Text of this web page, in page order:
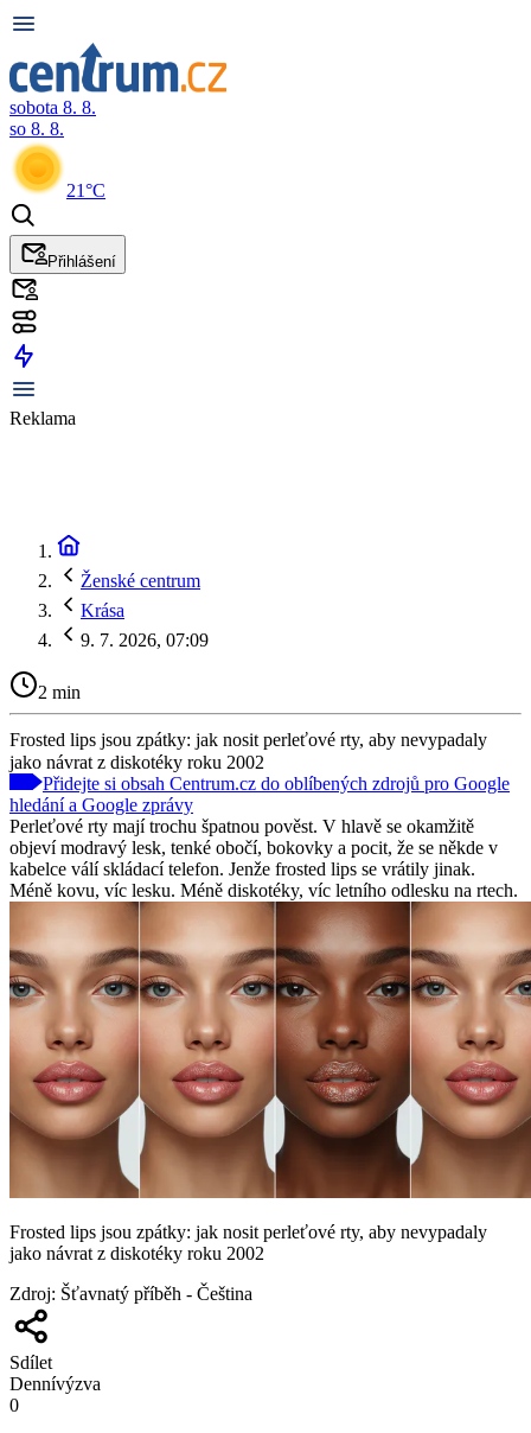
sobota 8. 8.
so 8. 8.
21°C
Přihlášení
Reklama
Ženské centrum
Krása
9. 7. 2026, 07:09
2 min
Frosted lips jsou zpátky: jak nosit perleťové rty, aby nevypadaly
jako návrat z diskotéky roku 2002
Přidejte si obsah Centrum.cz do oblíbených zdrojů pro Google
hledání a Google zprávy
Perleťové rty mají trochu špatnou pověst. V hlavě se okamžitě
objeví modravý lesk, tenké obočí, bokovky a pocit, že se někde v
kabelce válí skládací telefon. Jenže frosted lips se vrátily jinak.
Méně kovu, víc lesku. Méně diskotéky, víc letního odlesku na rtech.
Frosted lips jsou zpátky: jak nosit perleťové rty, aby nevypadaly
jako návrat z diskotéky roku 2002
Zdroj: Šťavnatý příběh - Čeština
Sdílet
Dennívýzva
0